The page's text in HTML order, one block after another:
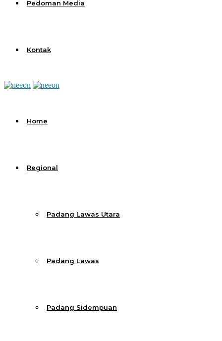
Pedoman Media
Kontak
Home
Regional
Padang Lawas Utara
Padang Lawas
Padang Sidempuan